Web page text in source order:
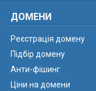
ДОМЕНИ
Реєстрація домену
Підбір домену
Анти-фішинг
Ціни на домени